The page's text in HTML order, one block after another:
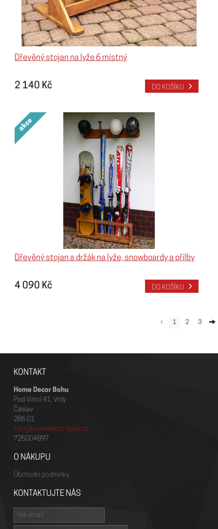
Dřevěný stojan na lyže 6 místný
2 140 Kč DO KOŠÍKU
akce
Dřevěný stojan a držák na lyže, snowboardy a přilby
4 090 Kč DO KOŠÍKU
1 2 3
KONTAKT
Home Decor Bohu
Pod Vinicí 41, Vrdy
Čáslav
286 01
info@homedecor-bohu.cz
725004897
O NÁKUPU
Obchodní podmínky
KONTAKTUJTE NÁS